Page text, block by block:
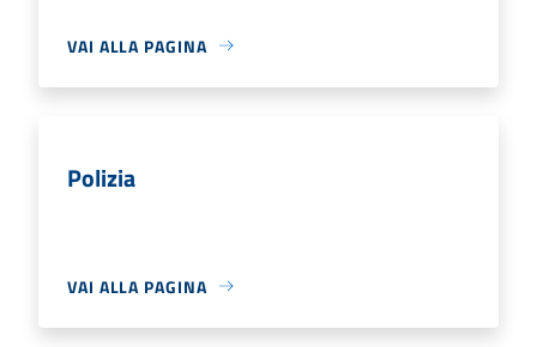
VAI ALLA PAGINA
Polizia
VAI ALLA PAGINA